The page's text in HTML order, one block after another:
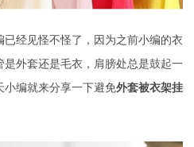
已经见怪不怪了，因为之前小编的衣
外套还是毛衣，肩膀处总是鼓起一
小编就来分享一下避免外套被衣架挂